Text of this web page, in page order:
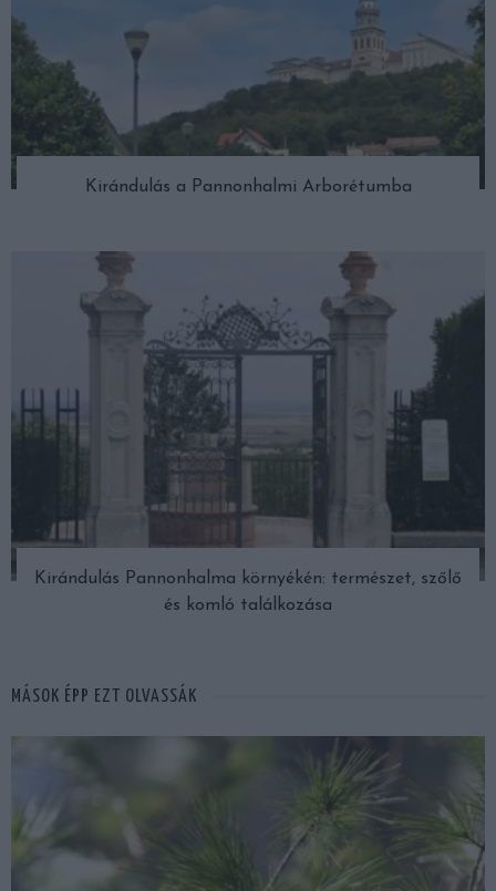
Kirándulás a Pannonhalmi Arborétumba
Kirándulás Pannonhalma környékén: természet, szőlő
és komló találkozása
MÁSOK ÉPP EZT OLVASSÁK